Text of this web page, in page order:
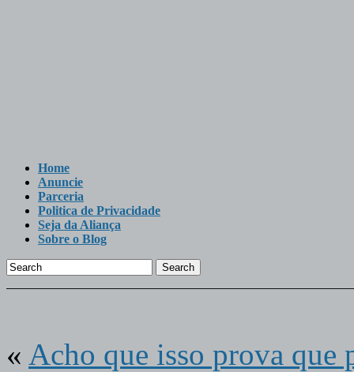
Home
Anuncie
Parceria
Politica de Privacidade
Seja da Aliança
Sobre o Blog
Search
« Acho que isso prova que